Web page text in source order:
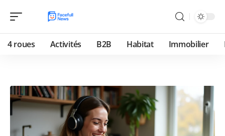
4 roues Activités B2B Habitat Immobilier